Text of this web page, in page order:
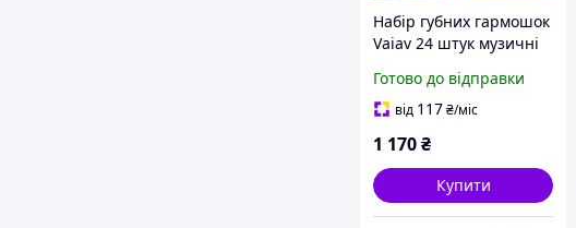
Набір губних гармошок
Vaiav 24 штук музичні
отворами безпечний
ABS пластик
Готово до відправки
від 117₴/міс
1 170₴
Купити